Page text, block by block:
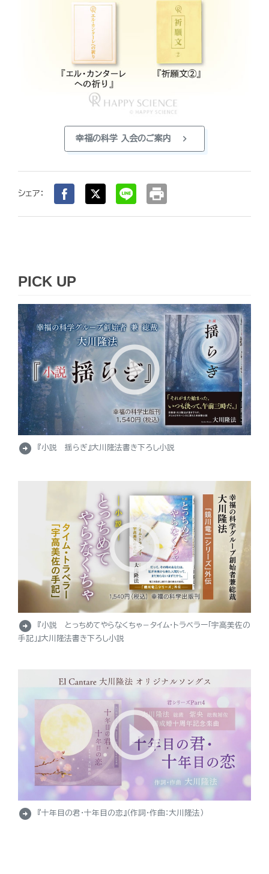
幸福の科学 入会のご案内 chevron_right
シェア： print
PICK UP
arrow_circle_right 『小説 揺らぎ』大川隆法書き下ろし小説
arrow_circle_right
『小説 とっちめてやらなくちゃ－タイム・トラベラー「宇高美佐の
手記」』大川隆法書き下ろし小説
arrow_circle_right 『十年目の君・十年目の恋』（作詞・作曲：大川隆法）